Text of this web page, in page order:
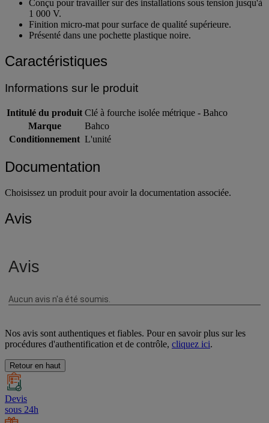
Conçu pour travailler sur des installations sous tension jusqu'à
1 000 V.
Finition micro-mat pour surface de qualité supérieure.
Présenté dans une pochette plastique noire.
Caractéristiques
Informations sur le produit
Intitulé du produit Clé à fourche isolée métrique - Bahco
Marque
Bahco
Conditionnement L'unité
Documentation
Choisissez un produit pour avoir la documentation associée.
Avis
Nos avis sont authentiques et fiables. Pour en savoir plus sur les
procédures d'authentification et de contrôle, cliquez ici.
Retour en haut
Devis
sous 24h